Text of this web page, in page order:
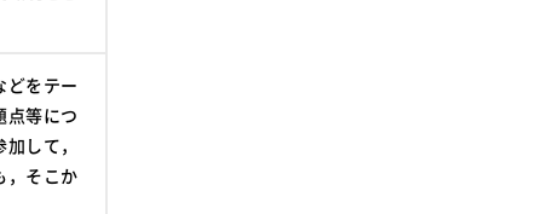
どをテー
点等につ
して，
，そこか